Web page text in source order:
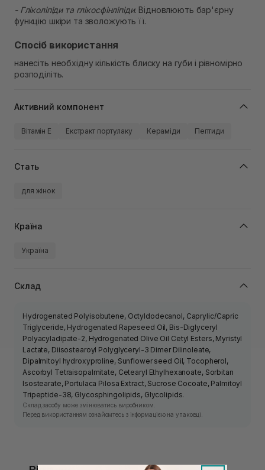
- Гліколіпіди та глікосфінліпіди. Відновлюють бар'єрну
функцію шкіри та зволожують її.
Спосіб використання
нанесіть необхідну кількість блиску на губи і рівномірно
розподіліть.
Активний компонент
Вітамін Е Екстракт портулаку Кераміди Пептиди
Стать
для жінок
Країна
Україна
Склад
Hydrogenated Polyisobutene, Octyldodecanol, Caprylic/Capric
Triglyceride, Hydrogenated Rapeseed Oil, Bis-Diglyceryl
Polyacyladipate-2, Hydrogenated Olive Oil Cetyl Esters, Myristyl
Lactate, Diisostearoyl Polyglyceryl-3 Dimer Dilinoleate,
Dipalmitoyl hydroxyproline, Sunflower seed Oil, Tocopherol,
Ascorbyl Tetraisopalmitate, Cetearyl Ethylhexanoate, Sorbitan
Isostearate, Portulaca Pilosa Extract, Sucrose Cocoate, Palmitoyl
Tripeptide-38, Glycosphingolipids, Glycolipids.
Склад засобу може змінюватись виробником.
Перед використанням ознайомтесь з інформацією на упаковці.